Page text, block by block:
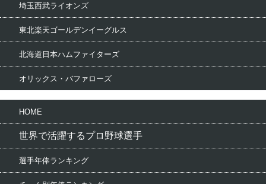
埼玉西武ライオンズ
東北楽天ゴールデンイーグルス
北海道日本ハムファイターズ
オリックス・バファローズ
HOME
世界で活躍するプロ野球選手
選手年俸ランキング